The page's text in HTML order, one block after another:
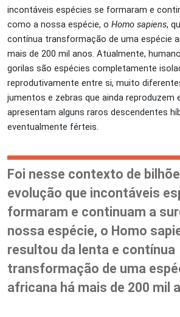
incontáveis espécies se formaram e
como a nossa espécie, o Homo sapiens,
contínua transformação de uma espécie
mais de 200 mil anos. Atualmente,
gorilas são espécies completamente
reprodutivamente entre si, muito
jumentos e zebras que ainda reproduzem
apresentam alguns raros descendentes
eventualmente férteis.
Foi nesse contexto de
evolução que incontáveis
formaram e continuam a
nossa espécie, o Homo
resultou da lenta e contínua
transformação de uma
africana há mais de 200 mil